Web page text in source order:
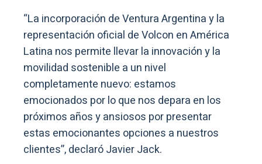
“La incorporación de Ventura Argentina y la
representación oficial de Volcon en América
Latina nos permite llevar la innovación y la
movilidad sostenible a un nivel
completamente nuevo: estamos
emocionados por lo que nos depara en los
próximos años y ansiosos por presentar
estas emocionantes opciones a nuestros
clientes”, declaró Javier Jack.